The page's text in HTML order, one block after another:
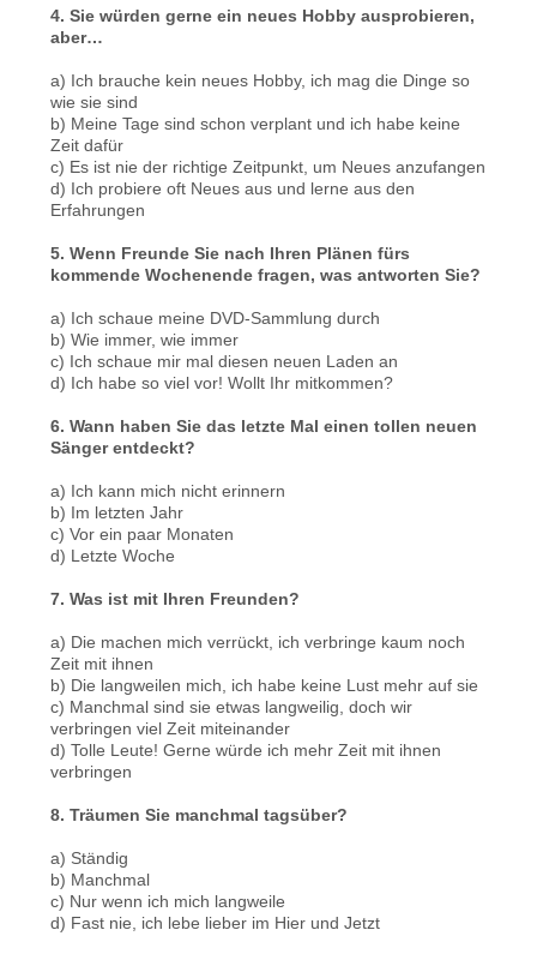
4. Sie würden gerne ein neues Hobby ausprobieren,
aber…
a) Ich brauche kein neues Hobby, ich mag die Dinge so
wie sie sind
b) Meine Tage sind schon verplant und ich habe keine
Zeit dafür
c) Es ist nie der richtige Zeitpunkt, um Neues anzufangen
d) Ich probiere oft Neues aus und lerne aus den
Erfahrungen
5. Wenn Freunde Sie nach Ihren Plänen fürs
kommende Wochenende fragen, was antworten Sie?
a) Ich schaue meine DVD-Sammlung durch
b) Wie immer, wie immer
c) Ich schaue mir mal diesen neuen Laden an
d) Ich habe so viel vor! Wollt Ihr mitkommen?
6. Wann haben Sie das letzte Mal einen tollen neuen
Sänger entdeckt?
a) Ich kann mich nicht erinnern
b) Im letzten Jahr
c) Vor ein paar Monaten
d) Letzte Woche
7. Was ist mit Ihren Freunden?
a) Die machen mich verrückt, ich verbringe kaum noch
Zeit mit ihnen
b) Die langweilen mich, ich habe keine Lust mehr auf sie
c) Manchmal sind sie etwas langweilig, doch wir
verbringen viel Zeit miteinander
d) Tolle Leute! Gerne würde ich mehr Zeit mit ihnen
verbringen
8. Träumen Sie manchmal tagsüber?
a) Ständig
b) Manchmal
c) Nur wenn ich mich langweile
d) Fast nie, ich lebe lieber im Hier und Jetzt